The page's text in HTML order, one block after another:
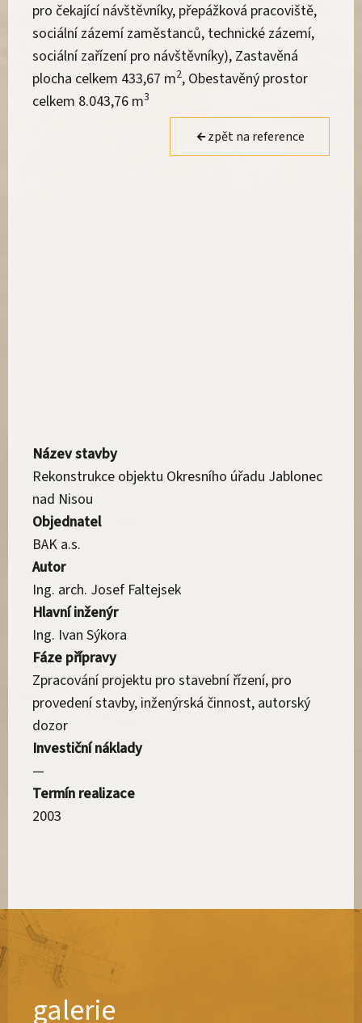
pro čekající návštěvníky, přepážková pracoviště,
sociální zázemí zaměstanců, technické zázemí,
sociální zařízení pro návštěvníky), Zastavěná
plocha celkem 433,67 m2, Obestavěný prostor
celkem 8.043,76 m3
zpět na reference
Název stavby
Rekonstrukce objektu Okresního úřadu Jablonec
nad Nisou
Objednatel
BAK a.s.
Autor
Ing. arch. Josef Faltejsek
Hlavní inženýr
Ing. Ivan Sýkora
Fáze přípravy
Zpracování projektu pro stavební řízení, pro
provedení stavby, inženýrská činnost, autorský
dozor
Investiční náklady
—
Termín realizace
2003
galerie